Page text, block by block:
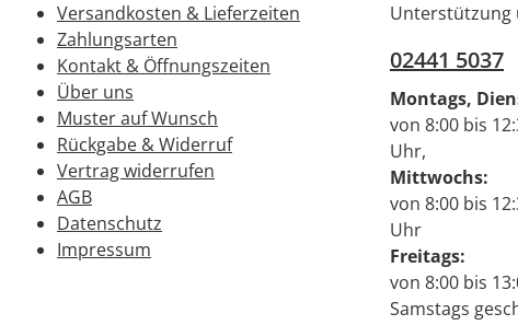
Versandkosten & Lieferzeiten
Zahlungsarten
Kontakt & Öffnungszeiten
Über uns
Muster auf Wunsch
Rückgabe & Widerruf
Vertrag widerrufen
AGB
Datenschutz
Impressum
Unterstützung
02441 5037
Montags,
von 8:00 bis
Uhr,
Mittwochs:
von 8:00 bis
Uhr
Freitags:
von 8:00 bis
Samstags